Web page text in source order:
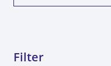
Filter